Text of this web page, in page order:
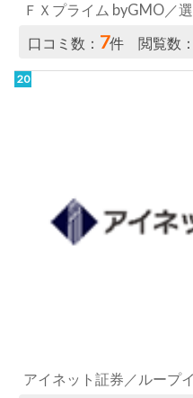
ＦＸプライム byGMO／
口コミ数： 7件 閲覧数：
アイネット証券／ループ